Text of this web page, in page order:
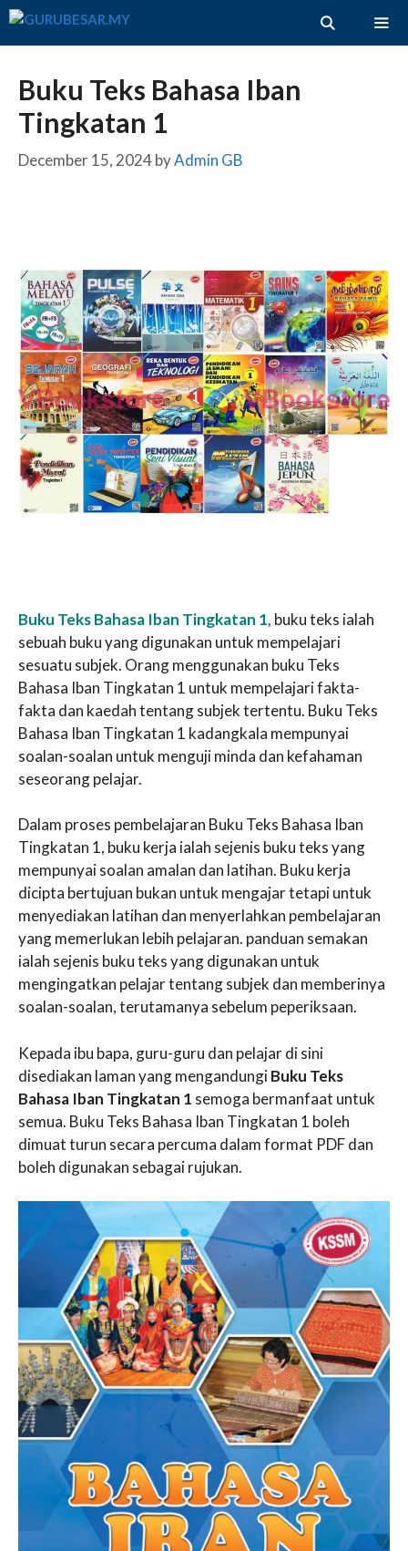
Skip
Buku Teks Bahasa Iban
Tingkatan 1
December 15, 2024byAdmin GB
Buku Teks Bahasa Iban Tingkatan 1, buku teks ialah
sebuah buku yang digunakan untuk mempelajari
sesuatu subjek. Orang menggunakan buku Teks
Bahasa Iban Tingkatan 1 untuk mempelajari fakta-
fakta dan kaedah tentang subjek tertentu. Buku Teks
Bahasa Iban Tingkatan 1 kadangkala mempunyai
soalan-soalan untuk menguji minda dan kefahaman
seseorang pelajar.
Dalam proses pembelajaran Buku Teks Bahasa Iban
Tingkatan 1, buku kerja ialah sejenis buku teks yang
mempunyai soalan amalan dan latihan. Buku kerja
dicipta bertujuan bukan untuk mengajar tetapi untuk
menyediakan latihan dan menyerlahkan pembelajaran
yang memerlukan lebih pelajaran. panduan semakan
ialah sejenis buku teks yang digunakan untuk
mengingatkan pelajar tentang subjek dan memberinya
soalan-soalan, terutamanya sebelum peperiksaan.
Kepada ibu bapa, guru-guru dan pelajar di sini
disediakan laman yang mengandungiBuku Teks
Bahasa Iban Tingkatan 1 semoga bermanfaat untuk
semua. Buku Teks Bahasa Iban Tingkatan 1 boleh
dimuat turun secara percuma dalam format PDF dan
boleh digunakan sebagai rujukan.